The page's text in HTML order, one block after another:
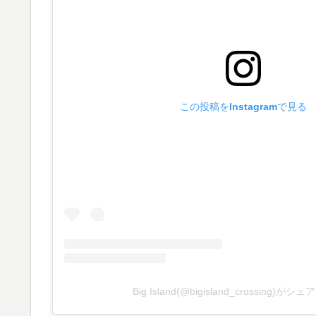
この投稿をInstagramで見る
Big Island(@bigisland_crossing)がシェ